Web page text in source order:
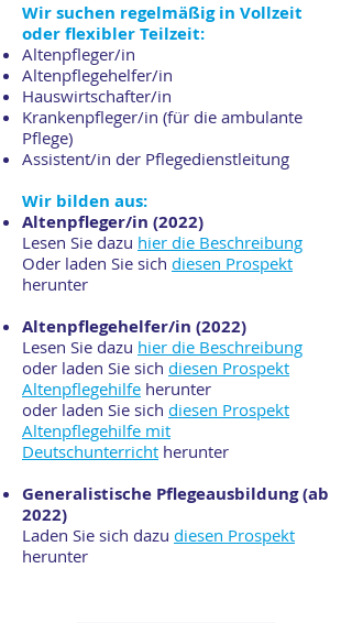
Wir suchen regelmäßig in Vollzeit
oder flexibler Teilzeit:
Altenpfleger/in
Altenpflegehelfer/in
Hauswirtschafter/in
Krankenpfleger/in (für die ambulante
Pflege)
Assistent/in der Pflegedienstleitung
Wir bilden aus:
Altenpfleger/in (2022)
Lesen Sie dazu hier die Beschreibung
Oder laden Sie sich diesen Prospekt
herunter
Altenpflegehelfer/in (2022)
Lesen Sie dazu hier die Beschreibung
oder laden Sie sich diesen Prospekt
Altenpflegehilfe herunter
oder laden Sie sich diesen Prospekt
Altenpflegehilfe mit
Deutschunterricht herunter
Generalistische Pflegeausbildung (ab
2022)
Laden Sie sich dazu diesen Prospekt
herunter